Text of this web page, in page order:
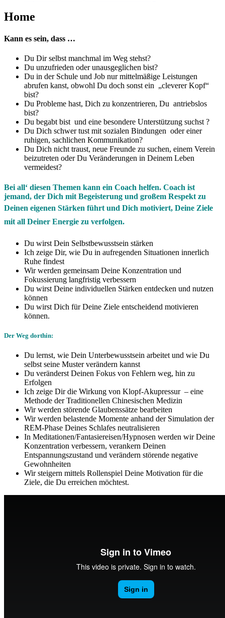
Home
Kann es sein, dass …
Du Dir selbst manchmal im Weg stehst?
Du unzufrieden oder unausgeglichen bist?
Du in der Schule und Job nur mittelmäßige Leistungen
abrufen kanst, obwohl Du doch sonst ein „cleverer Kopf“
bist?
Du Probleme hast, Dich zu konzentrieren, Du antriebslos
bist?
Du begabt bist und eine besondere Unterstützung suchst ?
Du Dich schwer tust mit sozialen Bindungen oder einer
ruhigen, sachlichen Kommunikation?
Du Dich nicht traust, neue Freunde zu suchen, einem Verein
beizutreten oder Du Veränderungen in Deinem Leben
vermeidest?
Bei all‘ diesen Themen kann ein Coach helfen. Coach ist
jemand, der Dich mit Begeisterung und großem Respekt zu
Deinen eigenen Stärken führt und Dich motiviert, Deine Ziele
mit all Deiner Energie zu verfolgen.
Du wirst Dein Selbstbewusstsein stärken
Ich zeige Dir, wie Du in aufregenden Situationen innerlich
Ruhe findest
Wir werden gemeinsam Deine Konzentration und
Fokussierung langfristig verbessern
Du wirst Deine individuellen Stärken entdecken und nutzen
können
Du wirst Dich für Deine Ziele entscheidend motivieren
können.
Der Weg dorthin:
Du lernst, wie Dein Unterbewusstsein arbeitet und wie Du
selbst seine Muster verändern kannst
Du veränderst Deinen Fokus von Fehlern weg, hin zu
Erfolgen
Ich zeige Dir die Wirkung von Klopf-Akupressur – eine
Methode der Traditionellen Chinesischen Medizin
Wir werden störende Glaubenssätze bearbeiten
Wir werden belastende Momente anhand der Simulation der
REM-Phase Deines Schlafes neutralisieren
In Meditationen/Fantasiereisen/Hypnosen werden wir Deine
Konzentration verbessern, verankern Deinen
Entspannungszustand und verändern störende negative
Gewohnheiten
Wir steigern mittels Rollenspiel Deine Motivation für die
Ziele, die Du erreichen möchtest.